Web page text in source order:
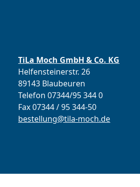
TiLa Moch GmbH & Co. KG
Helfensteinerstr. 26
89143 Blaubeuren
Telefon 07344/95 344 0
Fax 07344 / 95 344-50
bestellung@tila-moch.de